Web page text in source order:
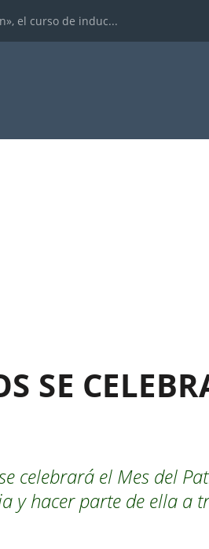
el curso de induc...
SE
celebrará el Mes del
y hacer parte de ella a